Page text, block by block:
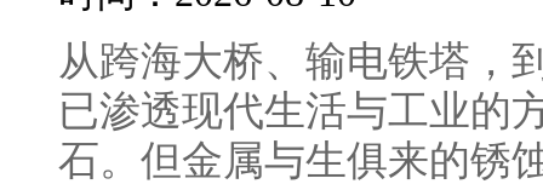
从跨海大桥、输电铁塔，
已渗透现代生活与工业的
石。但金属与生俱来的锈